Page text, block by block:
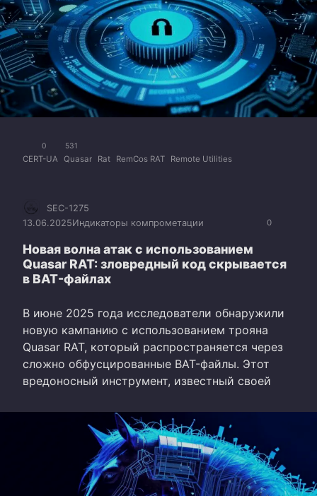
0 531
CERT-UA Quasar Rat RemCos RAT Remote Utilities
0
SEC-1275
13.06.2025Индикаторы компрометации
Новая волна атак с использованием
Quasar RAT: зловредный код скрывается
в BAT-файлах
В июне 2025 года исследователи обнаружили
новую кампанию с использованием трояна
Quasar RAT, который распространяется через
сложно обфусцированные BAT-файлы. Этот
вредоносный инструмент, известный своей